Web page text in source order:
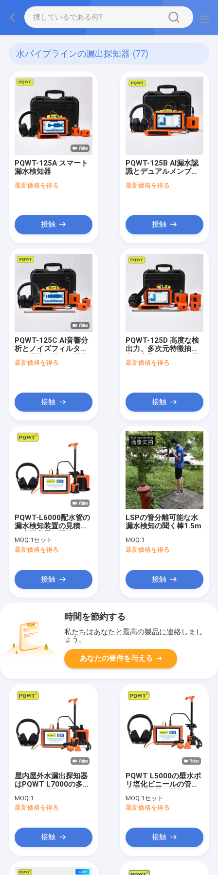
水パイプラインの漏出探知器 (77)
PQWT-125A スマート
漏水検知器
最新価格を得る
接触
PQWT-125B AI漏水認
識とデュアルメンブレ
知器、水道管探知で
最新価格を得る
接触
PQWT-125C AI音響分
析とノイズフィルタリ
検知器、時間領域波形
最新価格を得る
接触
PQWT-125D 高度な検
出力、多次元特徴抽
鳴を備えた漏水検知器
最新価格を得る
接触
PQWT-L6000配水管の
漏水検知装置の見積も
MOQ:1セット
最新価格を得る
接触
LSPの管分離可能な水
漏水検知の聞く棒1.5m
MOQ:1
最新価格を得る
接触
時間を節約する
私たちはあなたと最高の製品に連絡しまし
ょう。
あなたの要件を与える
屋内屋外水漏出探知器
はPQWT L7000の多セ
MOQ:1
最新価格を得る
接触
PQWT L5000の壁水ポ
リ塩化ビニールの管の
角センサー
MOQ:1セット
最新価格を得る
接触